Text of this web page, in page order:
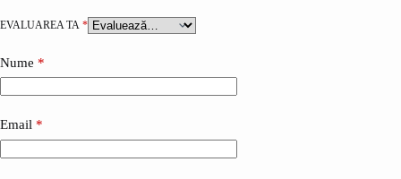
EVALUAREA TA *
Nume *
Email *